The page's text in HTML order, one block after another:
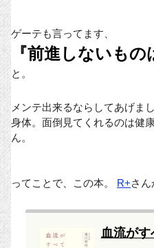
ゲーテも言ってます、
『前進しないもの
と。
メンテ出来るならしてあげま
身体。面倒見てくれるのは健
ん。
ってことで、この本。 R+さん
血流がす